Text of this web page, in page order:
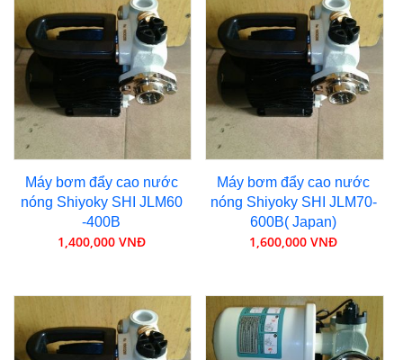
Máy bơm đẩy cao nước
nóng Shiyoky SHI JLM60
-400B
1,400,000 VNĐ
Máy bơm đẩy cao nước
nóng Shiyoky SHI JLM70-
600B( Japan)
1,600,000 VNĐ